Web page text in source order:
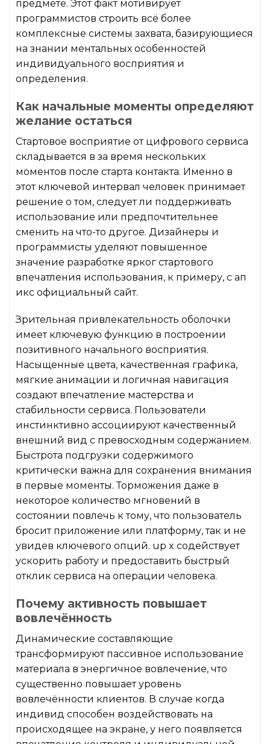
предмете. Этот факт мотивирует
программистов строить всё более
комплексные системы захвата, базирующиеся
на знании ментальных особенностей
индивидуального восприятия и
определения.
Как начальные моменты определяют
желание остаться
Стартовое восприятие от цифрового сервиса
складывается в за время нескольких
моментов после старта контакта. Именно в
этот ключевой интервал человек принимает
решение о том, следует ли поддерживать
использование или предпочтительнее
сменить на что-то другое. Дизайнеры и
программисты уделяют повышенное
значение разработке ярког стартового
впечатления использования, к примеру, с ап
икс официальный сайт.
Зрительная привлекательность оболочки
имеет ключевую функцию в построении
позитивного начального восприятия.
Насыщенные цвета, качественная графика,
мягкие анимации и логичная навигация
создают впечатление мастерства и
стабильности сервиса. Пользователи
инстинктивно ассоциируют качественный
внешний вид с превосходным содержанием.
Быстрота подгрузки содержимого
критически важна для сохранения внимания
в первые моменты. Торможения даже в
некоторое количество мгновений в
состоянии повлечь к тому, что пользователь
бросит приложение или платформу, так и не
увидев ключевого опций. up x содействует
ускорить работу и предоставить быстрый
отклик сервиса на операции человека.
Почему активность повышает
вовлечённость
Динамические составляющие
трансформируют пассивное использование
материала в энергичное вовлечение, что
существенно повышает уровень
вовлечённости клиентов. В случае когда
индивид способен воздействовать на
происходящее на экране, у него появляется